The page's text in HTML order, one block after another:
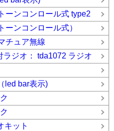
ーンコンロール式 type2
ーンコンロール式）
チュア無線
ジオ： tda1072 ラジオ
led bar表示)
ット